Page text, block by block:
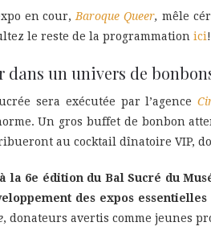
en cour,Baroque Queer, mêle
le reste de la programmation ici!
dans un univers de
sera exécutée par l’agence
Un gros buffet de bonbon
au cocktail dînatoire VIP,
la 6e édition du Bal Sucré du
des expos
, donateurs avertis comme jeunes